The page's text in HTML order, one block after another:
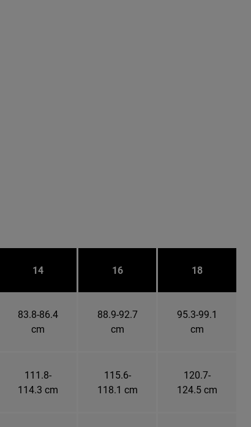
14 16 18
83.8-86.4
cm
88.9-92.7
cm
95.3-99.1
cm
111.8-
114.3 cm
115.6-
118.1 cm
120.7-
124.5 cm